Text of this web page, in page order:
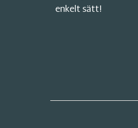
enkelt sätt!